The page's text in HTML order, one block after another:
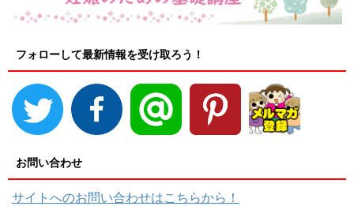
フォローして最新情報を受け取ろう！
お問い合わせ
サイトへのお問い合わせはこちらから！